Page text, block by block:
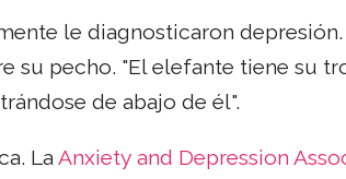
le diagnosticaron
su pecho. "El elefante tiene su
de abajo de él".
La Anxiety and Depression